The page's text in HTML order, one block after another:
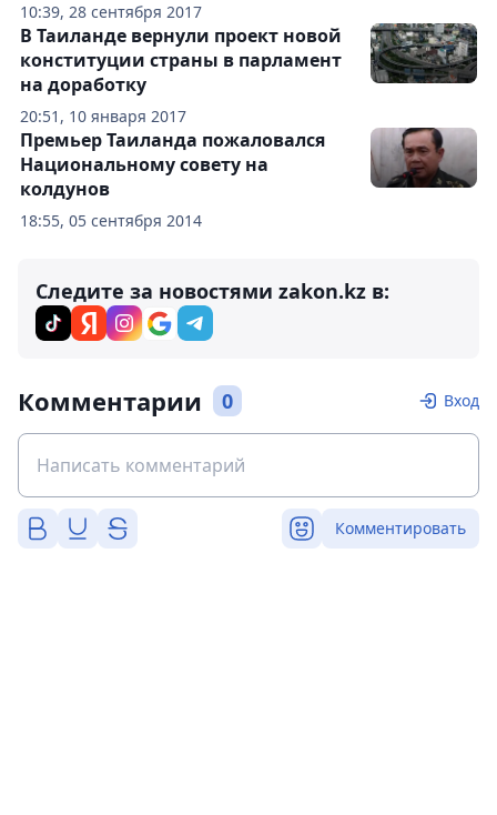
10:39, 28 сентября 2017
20:51, 10 января 2017
В Таиланде вернули проект новой
конституции страны в парламент
на доработку
18:55, 05 сентября 2014
Премьер Таиланда пожаловался
Национальному совету на
колдунов
Следите за новостями zakon.kz в:
Комментарии 0 Вход
Комментировать